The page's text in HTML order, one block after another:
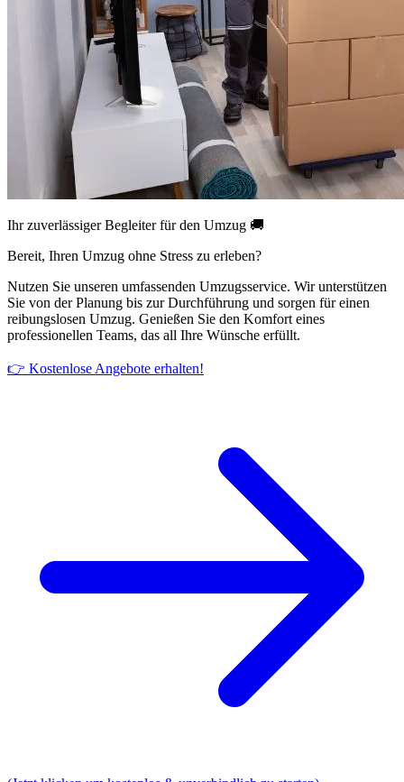
Ihr zuverlässiger Begleiter für den Umzug 🚚
Bereit, Ihren Umzug ohne Stress zu erleben?
Nutzen Sie unseren umfassenden Umzugsservice. Wir unterstützen
Sie von der Planung bis zur Durchführung und sorgen für einen
reibungslosen Umzug. Genießen Sie den Komfort eines
professionellen Teams, das all Ihre Wünsche erfüllt.
👉 Kostenlose Angebote erhalten!